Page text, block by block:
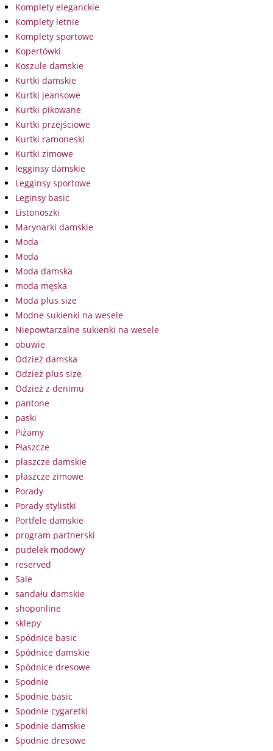
Komplety eleganckie
Komplety letnie
Komplety sportowe
Kopertówki
Koszule damskie
Kurtki damskie
Kurtki jeansowe
Kurtki pikowane
Kurtki przejściowe
Kurtki ramoneski
Kurtki zimowe
legginsy damskie
Legginsy sportowe
Leginsy basic
Listonoszki
Marynarki damskie
Moda
Moda
Moda damska
moda męska
Moda plus size
Modne sukienki na wesele
Niepowtarzalne sukienki na wesele
obuwie
Odzież damska
Odzież plus size
Odzież z denimu
pantone
paski
Piżamy
Płaszcze
płaszcze damskie
płaszcze zimowe
Porady
Porady stylistki
Portfele damskie
program partnerski
pudelek modowy
reserved
Sale
sandału damskie
shoponline
sklepy
Spódnice basic
Spódnice damskie
Spódnice dresowe
Spodnie
Spodnie basic
Spodnie cygaretki
Spodnie damskie
Spodnie dresowe